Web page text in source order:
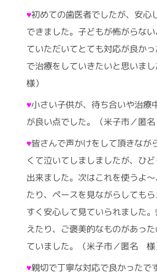
♥初めての歯医者でしたが、安心
できました。子どもが怖がらな
ていただいてとても対応が良か
で治療をしていきたいと思いま
様）
♥小さい子供が、待ち合いや治療
が良い点でした。（米子市／匿
♥皆さんで声かけをして頂きなが
くて泣いてしましましたが、ひ
出来ました。次はこれを使うよ
たり、ペースを見ながらしても
すく安心して見ていられました
えたり、ご褒美的なものがあっ
ていました。（米子市／匿名 様
♥親切で丁寧な対応で良かったで